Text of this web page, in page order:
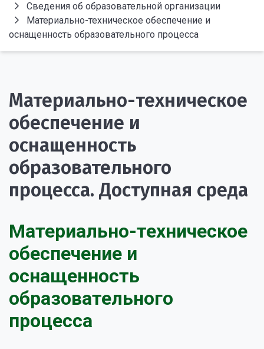
Сведения об образовательной организации
Материально-техническое обеспечение и
оснащенность образовательного процесса
Материально-техническое
обеспечение и
оснащенность
образовательного
процесса. Доступная среда
Материально-техническое
обеспечение и
оснащенность
образовательного
процесса